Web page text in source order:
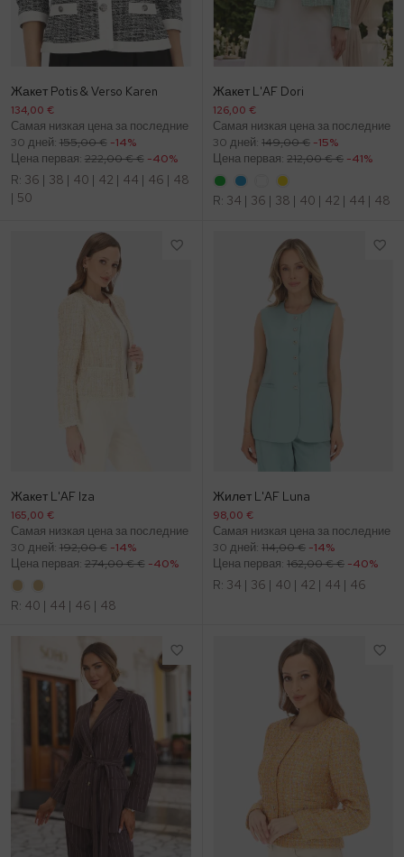
Жакет Potis & Verso Karen
134,00 €
Самая низкая цена за последние
30 дней: 155,00 € -14%
Цена первая: 222,00 € € -40%
R: 36 | 38 | 40 | 42 | 44 | 46 | 48
| 50
Жакет L'AF Dori
126,00 €
Самая низкая цена за последние
30 дней:149,00 € -15%
Цена первая:212,00 € € -41%
R: 34 | 36 | 38 | 40 | 42 | 44 | 48
Жакет L'AF Iza
165,00 €
Самая низкая цена за последние
30 дней: 192,00 € -14%
Цена первая: 274,00 € € -40%
R: 40 | 44 | 46 | 48
Жилет L'AF Luna
98,00 €
Самая низкая цена за последние
30 дней:114,00 € -14%
Цена первая:162,00 € € -40%
R: 34 | 36 | 40 | 42 | 44 | 46